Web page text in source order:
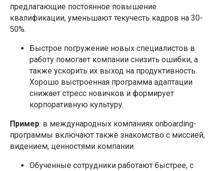
предлагающие постоянное повышение
квалификации, уменьшают текучесть кадров на 30-
50%.
Быстрое погружение новых специалистов в
работу помогает компании снизить ошибки, а
также ускорить их выход на продуктивность.
Хорошо выстроенная программа адаптации
снижает стресс новичков и формирует
корпоративную культуру.
Пример: в международных компаниях onboarding-
программы включают также знакомство с миссией,
видением, ценностями компании.
Обученные сотрудники работают быстрее, с